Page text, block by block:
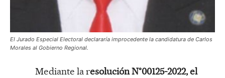
El Jurado Especial Electoral declararía improcedente la candidatura de Carlos
Morales al Gobierno Regional.
Mediante la resolución N°00125-2022, el